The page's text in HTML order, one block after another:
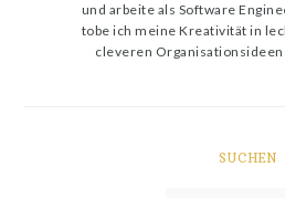
und arbeite als Software
tobe ich meine Kreativität in
cleveren Organisationsideen
SUCHEN